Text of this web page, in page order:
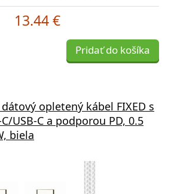
13.44 €
Pridať do košíka
opletený kábel FIXED s
USB-C a podporou PD, 0.5
biela